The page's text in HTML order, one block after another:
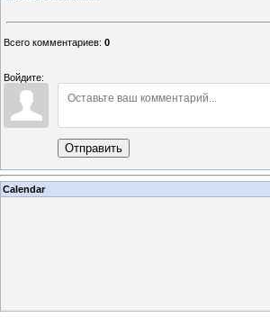
Всего комментариев: 0
Войдите:
Отправить
Calendar